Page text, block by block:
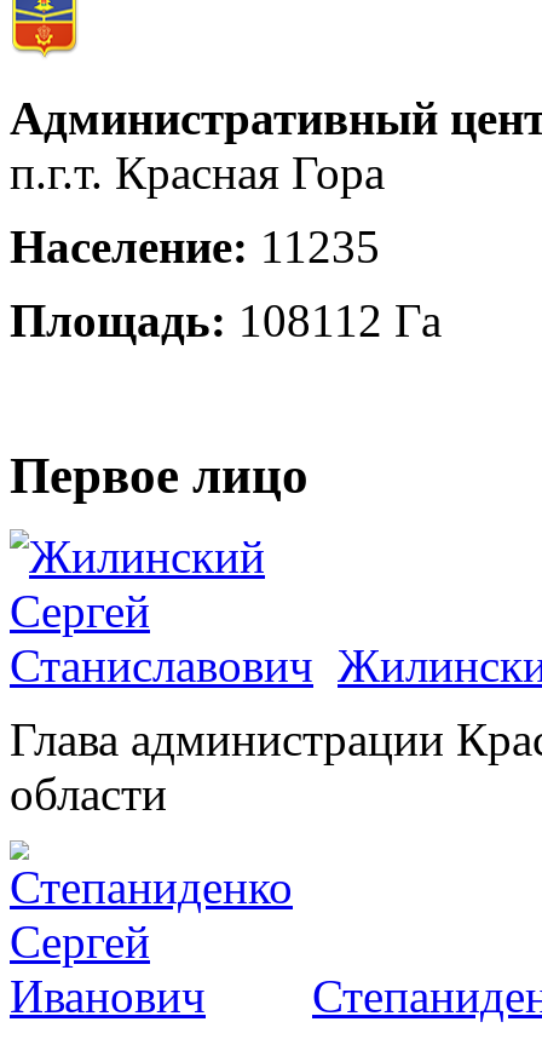
Административный
п.г.т. Красная Гора
Население: 11235
Площадь: 108112 Га
Первое лицо
Глава администрации
области